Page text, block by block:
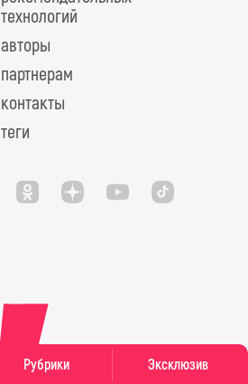
Рубрики Эксклюзив
технологий
авторы
партнерам
контакты
теги